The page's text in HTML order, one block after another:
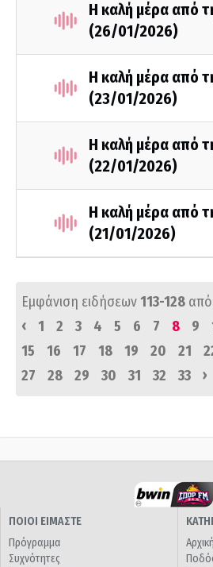
Η καλή μέρα από
(26/01/2026)
Η καλή μέρα από
(23/01/2026)
Η καλή μέρα από
(22/01/2026)
Η καλή μέρα από
(21/01/2026)
Εμφάνιση ειδήσεων113-128
‹
1 2 3 4 5 6 7 8 9
15
16 17 18 19 20 21
27
28 29 30 31 32 33 ›
ΠΟΙΟΙ ΕΙΜΑΣΤΕ
Πρόγραμμα
Συχνότητες
Αρχική